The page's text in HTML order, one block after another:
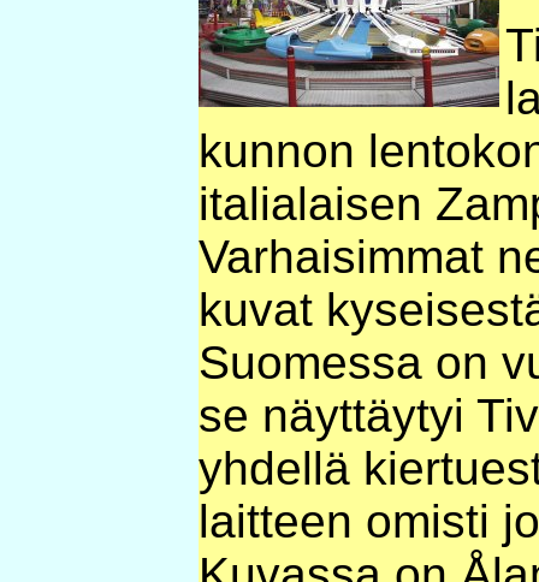
kunnon
italialaisen
Varhaisimmat
kuvat
Suomessa on
se näyttäytyi
yhdellä
laitteen omisti